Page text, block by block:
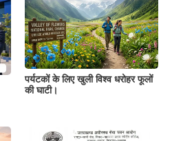
पर्यटकों के लिए खुली विश्व धरोहर फूलों
की घाटी।